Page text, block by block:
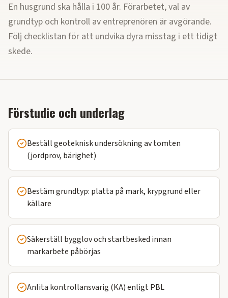
En husgrund ska hålla i 100 år. Förarbetet, val av
grundtyp och kontroll av entreprenören är avgörande.
Följ checklistan för att undvika dyra misstag i ett tidigt
skede.
Förstudie och underlag
Beställ geoteknisk undersökning av tomten
(jordprov, bärighet)
Bestäm grundtyp: platta på mark, krypgrund eller
källare
Säkerställ bygglov och startbesked innan
markarbete påbörjas
Anlita kontrollansvarig (KA) enligt PBL